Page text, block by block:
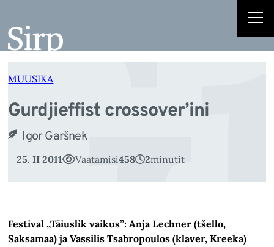
juurde
MUUSIKA
Gurdjieffist crossover’ini
Igor Garšnek
25. II 2011 Vaatamisi458 2minutit
Festival „Täiuslik vaikus”: Anja Lechner (tšello,
Saksamaa) ja Vassilis Tsabropoulos (klaver, Kreeka)